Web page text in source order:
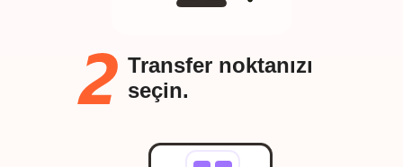
Transfer noktanızı
seçin.